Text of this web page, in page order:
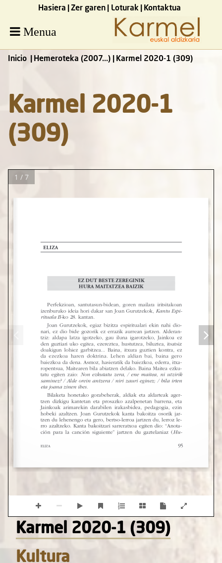
Hasiera Zer garen Loturak Kontaktua
Menua
Inicio Hemeroteka (2007...) Karmel 2020-1 (309)
Karmel 2020-1
(309)
1 / 7
Karmel 2020-1 (309)
Kultura